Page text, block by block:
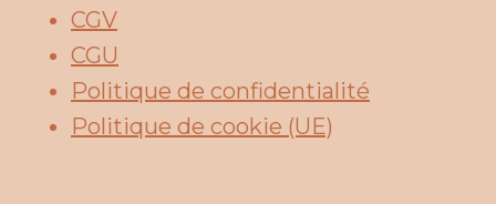
CGV
CGU
Politique de confidentialité
Politique de cookie (UE)